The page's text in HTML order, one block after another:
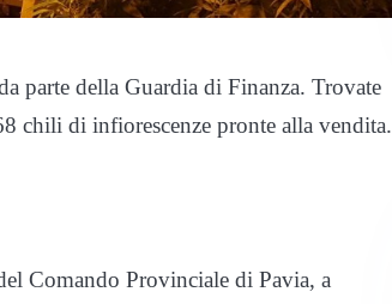
parte della Guardia di Finanza. Trovate
chili di infiorescenze pronte alla vendita.
Comando Provinciale di Pavia, a